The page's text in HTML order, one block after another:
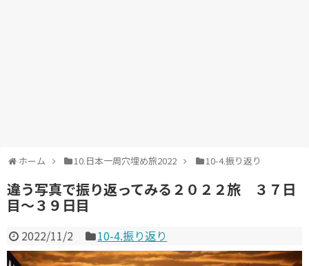
ホーム 10.日本一周穴埋め旅2022 10-4.振り返り
違う写真で振り返ってみる２０２２旅 ３７日
目～３９日目
2022/11/2 10-4.振り返り